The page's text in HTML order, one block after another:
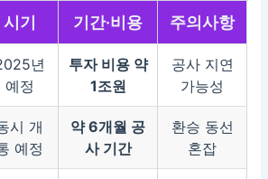
시기 기간·비용 주의사항
년
예정
투자 비용 약
1조원
공사 지연
가능성
시 개
예정
약 6개월 공
사 기간
환승 동선
혼잡